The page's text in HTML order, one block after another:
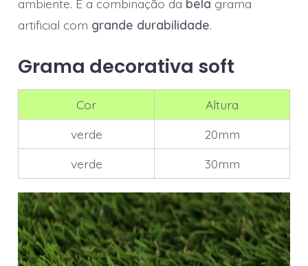
ambiente. É a combinação da bela grama
artificial com grande durabilidade.
Grama decorativa soft
Cor
Altura
verde
20mm
verde
30mm